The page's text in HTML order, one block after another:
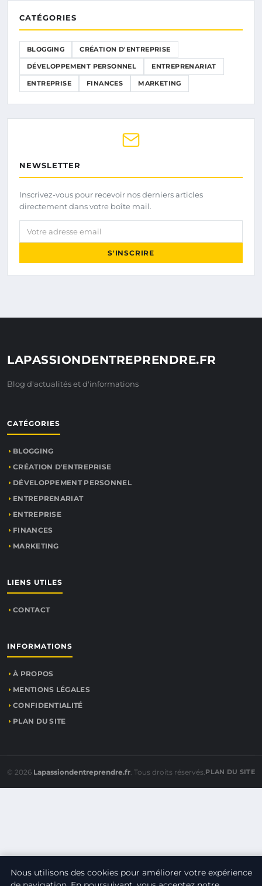
CATÉGORIES
BLOGGING CRÉATION D'ENTREPRISE
DÉVELOPPEMENT PERSONNEL ENTREPRENARIAT
ENTREPRISE FINANCES MARKETING
NEWSLETTER
Inscrivez-vous pour recevoir nos derniers articles
directement dans votre boîte mail.
Votre adresse email
S'INSCRIRE
LAPASSIONDENTREPRENDRE.FR
Blog d'actualités et d'informations
CATÉGORIES
BLOGGING
CRÉATION D'ENTREPRISE
DÉVELOPPEMENT PERSONNEL
ENTREPRENARIAT
ENTREPRISE
FINANCES
MARKETING
LIENS UTILES
CONTACT
INFORMATIONS
À PROPOS
MENTIONS LÉGALES
CONFIDENTIALITÉ
PLAN DU SITE
© 2026 Lapassiondentreprendre.fr. Tous droits réservés.PLAN DU SITE
Nous utilisons des cookies pour améliorer votre expérience